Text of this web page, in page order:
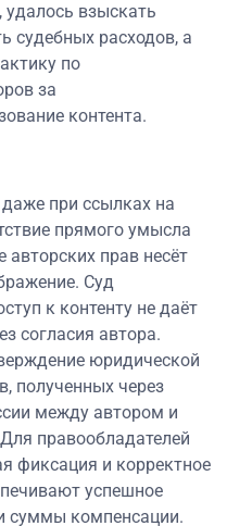
удалось взыскать
судебных расходов, а
по
за
контента.
при ссылках на
прямого умысла
авторских прав несёт
Суд
к контенту не даёт
согласия автора.
юридической
полученных через
между автором и
правообладателей
фиксация и корректное
успешное
суммы компенсации.